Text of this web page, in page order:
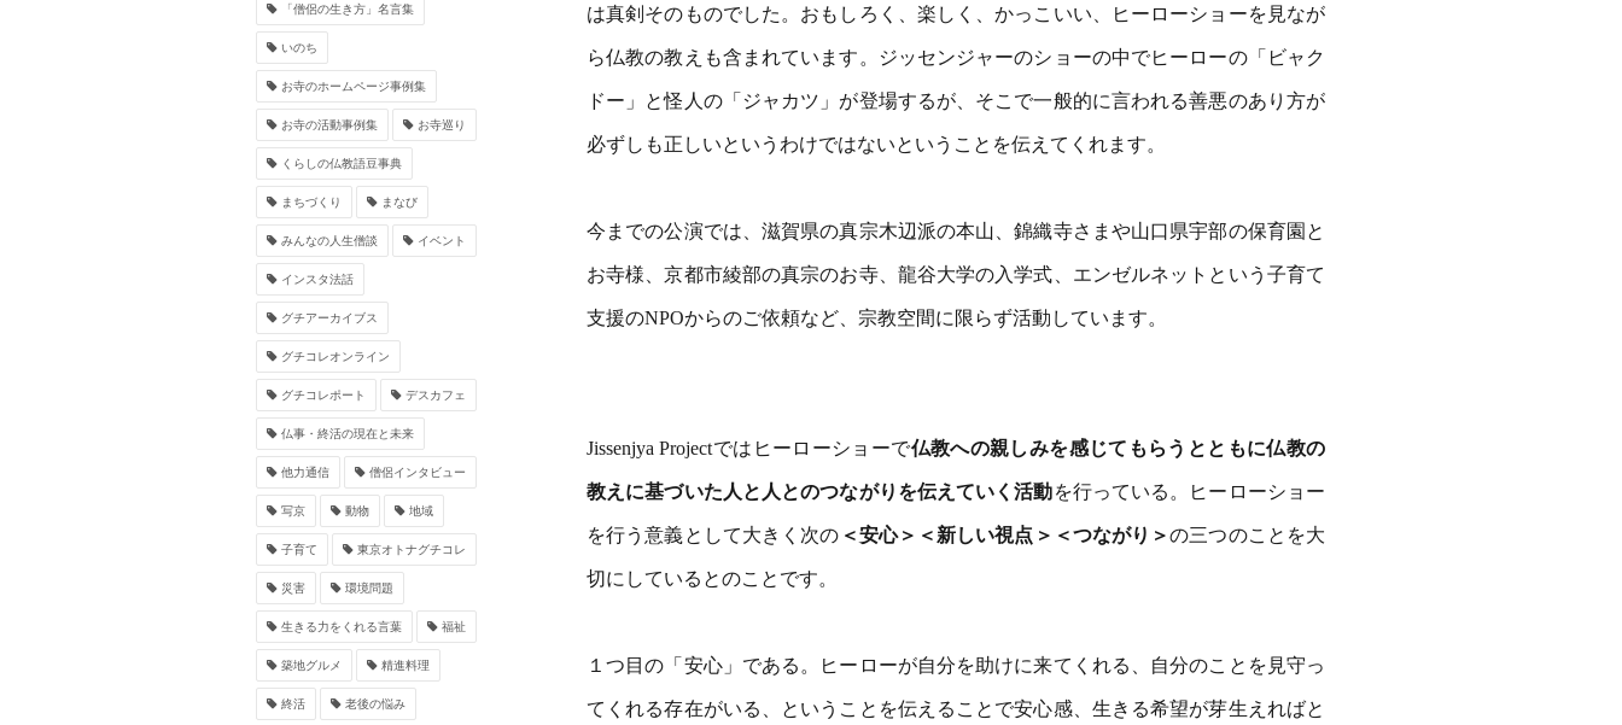
は真剣そのものでした。おもしろく、楽しく、かっこいい、ヒーローショーを見なが
ら仏教の教えも含まれています。ジッセンジャーのショーの中でヒーローの「ビャク
ドー」と怪人の「ジャカツ」が登場するが、そこで一般的に言われる善悪のあり方が
必ずしも正しいというわけではないということを伝えてくれます。
今までの公演では、滋賀県の真宗木辺派の本山、錦織寺さまや山口県宇部の保育園と
お寺様、京都市綾部の真宗のお寺、龍谷大学の入学式、エンゼルネットという子育て
支援のNPOからのご依頼など、宗教空間に限らず活動しています。
Jissenjya Projectではヒーローショーで仏教への親しみを感じてもらうとともに仏教の
教えに基づいた人と人とのつながりを伝えていく活動を行っている。ヒーローショー
を行う意義として大きく次の ＜安心＞＜新しい視点＞＜つながり＞の三つのことを大
切にしているとのことです。
１つ目の「安心」である。ヒーローが自分を助けに来てくれる、自分のことを見守っ
てくれる存在がいる、ということを伝えることで安心感、生きる希望が芽生えればと
「僧侶の生き方」名言集
いのち
お寺のホームページ事例集
お寺の活動事例集 お寺巡り
くらしの仏教語豆事典
まちづくり まなび
みんなの人生僧談 イベント
インスタ法話
グチアーカイブス
グチコレオンライン
グチコレポート デスカフェ
仏事・終活の現在と未来
他力通信 僧侶インタビュー
写京 動物 地域
子育て 東京オトナグチコレ
災害 環境問題
生きる力をくれる言葉 福祉
築地グルメ 精進料理
終活 老後の悩み